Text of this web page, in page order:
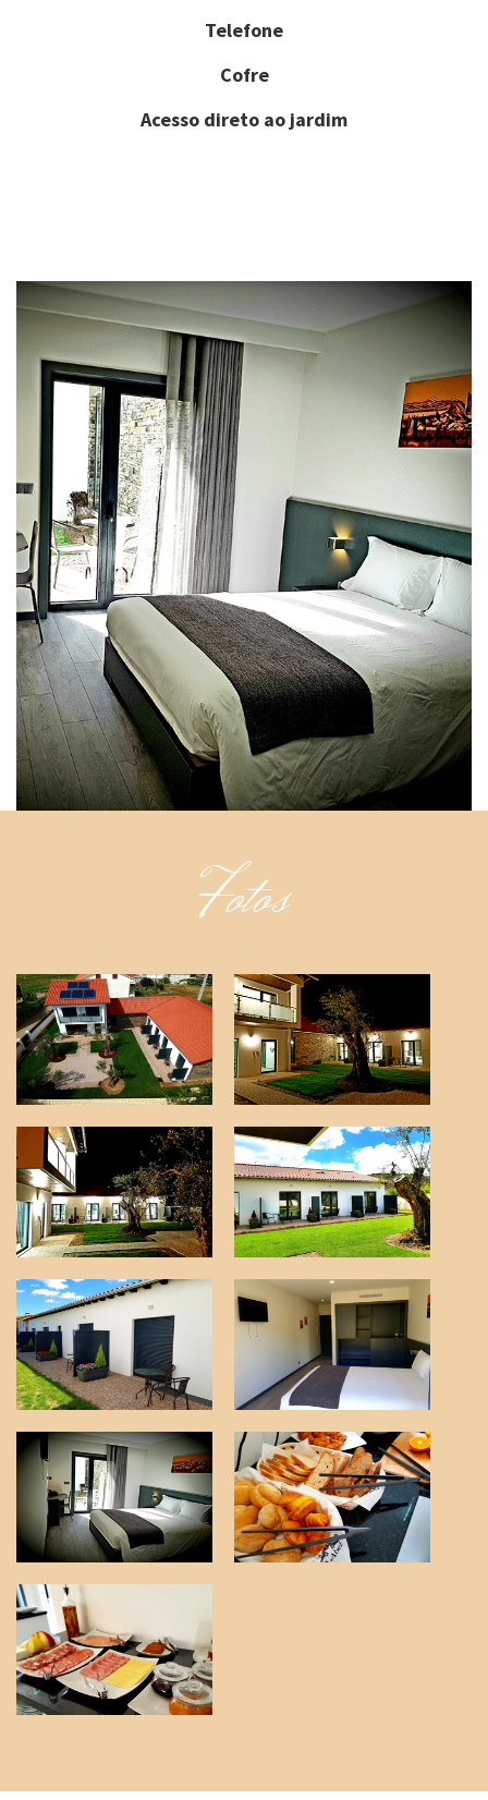
Telefone
Cofre
Acesso direto ao jardim
Fotos